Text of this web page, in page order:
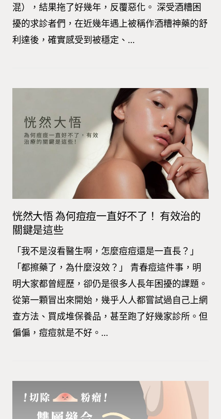
混），結果拖了好幾年，反覆惡化。 深受酒糟困
擾的求診者們，在近幾年遇上被稱作酒糟神藥的舒
利達後，確實感受到被穩定、…
恍然大悟 為何痘痘一直好不了！ 有效治的
關鍵是這些
「我不是沒看醫生啊，怎麼痘痘還是一直長？」
「都擦藥了，為什麼沒效？」 青春痘這件事，明
明大家都曾經歷，卻仍是很多人長年困擾的課題。
從第一顆冒出來開始，幾乎人人都嘗試過自己上網
查方法、買成堆保養品，甚至跑了好幾家診所。但
偏偏，痘痘就是不好。…